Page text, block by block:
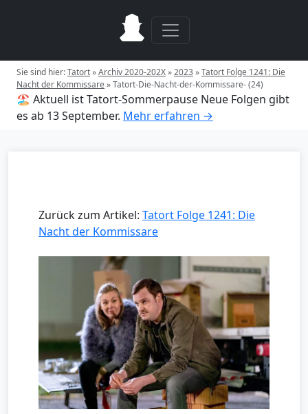
Sie sind hier:Tatort»Archiv 2020-202X»2023»Tatort Folge 1241: Die
Nacht der Kommissare»Tatort-Die-Nacht-der-Kommissare- (24)
🏖️ Aktuell ist Tatort-Sommerpause Neue Folgen gibt
es ab 13 September. Mehr erfahren →
Zurück zum Artikel: Tatort Folge 1241: Die
Nacht der Kommissare